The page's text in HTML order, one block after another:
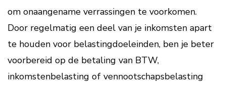
om onaangename verrassingen te voorkomen.
Door regelmatig een deel van je inkomsten apart
te houden voor belastingdoeleinden, ben je beter
voorbereid op de betaling van BTW,
inkomstenbelasting of vennootschapsbelasting